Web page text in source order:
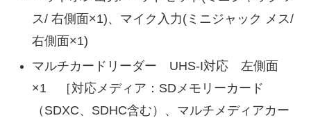
ス/ 右側面×1)、マイク入力(ミニジャック メス/
右側面×1)
マルチカードリーダー UHS-I対応 左側面
×1 ［対応メディア：SDメモリーカード
（SDXC、SDHC含む）、マルチメディアカー